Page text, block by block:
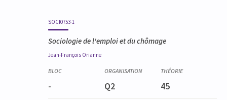
SOCI0753-1
Sociologie de l'emploi et du chômage
Jean-François Orianne
- Q2 45